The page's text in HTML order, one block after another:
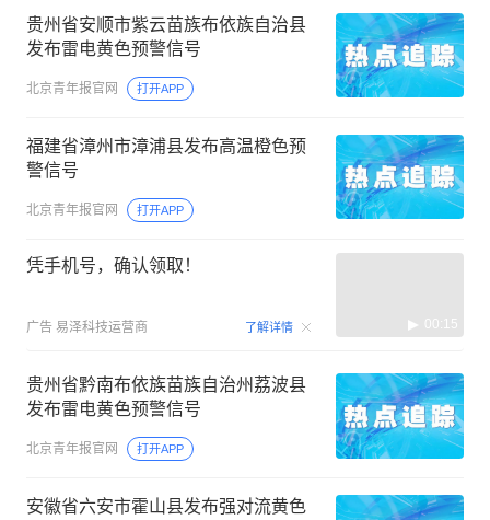
贵州省安顺市紫云苗族布依族自治县
发布雷电黄色预警信号
北京青年报官网 打开APP
福建省漳州市漳浦县发布高温橙色预
警信号
北京青年报官网 打开APP
凭手机号，确认领取！
广告 易泽科技运营商 了解详情 00:15
贵州省黔南布依族苗族自治州荔波县
发布雷电黄色预警信号
北京青年报官网 打开APP
安徽省六安市霍山县发布强对流黄色